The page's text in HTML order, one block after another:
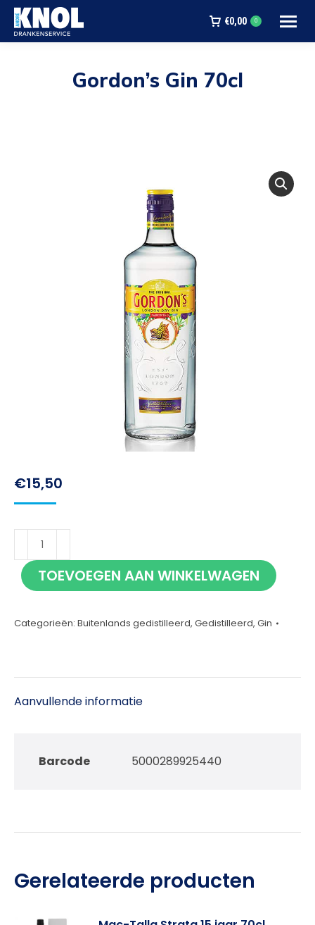
€0,00 0
Gordon’s Gin 70cl
€15,50
Gordon's
Gin
70cl TOEVOEGEN AAN WINKELWAGEN
Categorieën: Buitenlands gedistilleerd, Gedistilleerd, Gin
Aanvullende informatie
Barcode 5000289925440
Gerelateerde producten